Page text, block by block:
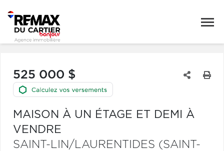
525 000 $
MAISON À UN ÉTAGE ET DEMI À
VENDRE
SAINT-LIN/LAURENTIDES (SAINT-